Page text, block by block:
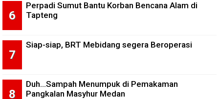
Perpadi Sumut Bantu Korban Bencana Alam di
Tapteng
Siap-siap, BRT Mebidang segera Beroperasi
Duh...Sampah Menumpuk di Pemakaman
Pangkalan Masyhur Medan